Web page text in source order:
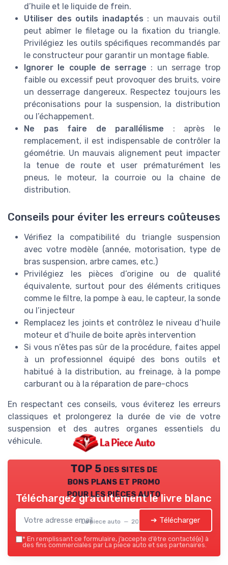
d’huile et le liquide de frein.
Utiliser des outils inadaptés : un mauvais outil
peut abîmer le filetage ou la fixation du triangle.
Privilégiez les outils spécifiques recommandés par
le constructeur pour garantir un montage fiable.
Ignorer le couple de serrage : un serrage trop
faible ou excessif peut provoquer des bruits, voire
un desserrage dangereux. Respectez toujours les
préconisations pour la suspension, la distribution
ou l’échappement.
Ne pas faire de parallélisme : après le
remplacement, il est indispensable de contrôler la
géométrie. Un mauvais alignement peut impacter
la tenue de route et user prématurément les
pneus, le moteur, la courroie ou la chaine de
distribution.
Conseils pour éviter les erreurs coûteuses
Vérifiez la compatibilité du triangle suspension
avec votre modèle (année, motorisation, type de
bras suspension, arbre cames, etc.)
Privilégiez les pièces d’origine ou de qualité
équivalente, surtout pour des éléments critiques
comme le filtre, la pompe à eau, le capteur, la sonde
ou l’injecteur
Remplacez les joints et contrôlez le niveau d’huile
moteur et d’huile de boite après intervention
Si vous n’êtes pas sûr de la procédure, faites appel
à un professionnel équipé des bons outils et
habitué à la distribution, au freinage, à la pompe
carburant ou à la réparation de pare-chocs
En respectant ces conseils, vous éviterez les erreurs
classiques et prolongerez la durée de vie de votre
suspension et des autres organes essentiels du
véhicule.
TOP 5 des sites de
bons plans et promo
pour les pièces auto
La piece auto — 2026
Téléchargez gratuitement le livre blanc
➔ Télécharger
* En remplissant ce formulaire, j’accepte d’être contacté(e) à
des fins commerciales par La piece auto et ses partenaires.